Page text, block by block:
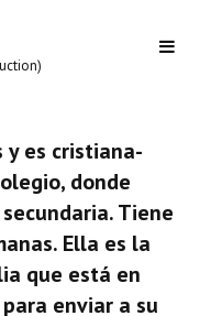
y es cristiana-
donde
Tiene
Ella es la
que está en
enviar a su